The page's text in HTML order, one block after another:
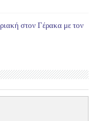
στον Γέρακα με τον